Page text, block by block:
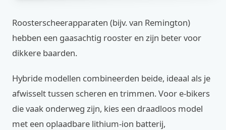
Roosterscheerapparaten (bijv. van Remington)
hebben een gaasachtig rooster en zijn beter voor
dikkere baarden.
Hybride modellen combineerden beide, ideaal als je
afwisselt tussen scheren en trimmen. Voor e-bikers
die vaak onderweg zijn, kies een draadloos model
met een oplaadbare lithium-ion batterij,